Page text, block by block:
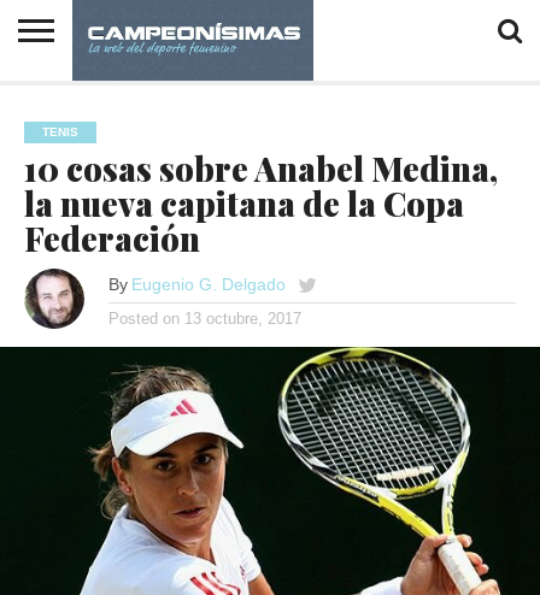
INICIO
Y DEPORTE
DESPACHOS
TENIS
10 cosas sobre Anabel Medina,
la nueva capitana de la Copa
Federación
By Eugenio G. Delgado
Posted on 13 octubre, 2017